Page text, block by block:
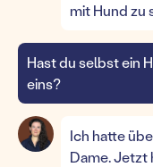
mit Hund zu
Hast du selbst ein
eins?
Ich hatte
Dame. Jetzt